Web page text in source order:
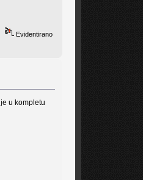
Evidentirano
u kompletu